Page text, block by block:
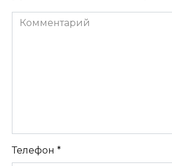
Комментарий
Телефон *